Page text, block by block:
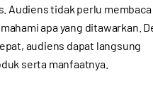
Audiens tidak perlu membaca
apa yang ditawarkan.
audiens dapat langsung
serta manfaatnya.